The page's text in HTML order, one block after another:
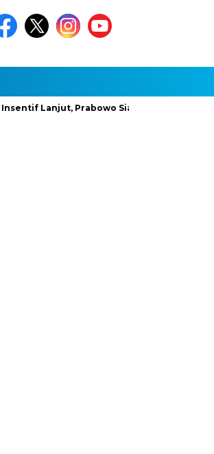
Prabowo Siapkan Stimulus Baru